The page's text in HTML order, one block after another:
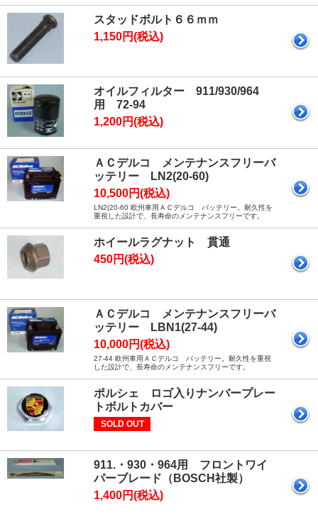
スタッドボルト６６ｍｍ
1,150円(税込)
オイルフィルター 911/930/964
用 72-94
1,200円(税込)
ＡＣデルコ メンテナンスフリーバ
ッテリー LN2(20-60)
10,500円(税込)
LN2(20-60 欧州車用ＡＣデルコ バッテリー。耐久性を
重視した設計で、長寿命のメンテナンスフリーです。
ホイールラグナット 貫通
450円(税込)
ＡＣデルコ メンテナンスフリーバ
ッテリー LBN1(27-44)
10,000円(税込)
27-44 欧州車用ＡＣデルコ バッテリー。耐久性を重視
した設計で、長寿命のメンテナンスフリーです。
ポルシェ ロゴ入りナンバープレー
トボルトカバー
SOLD OUT
911.・930・964用 フロントワイ
パーブレード（BOSCH社製）
1,400円(税込)